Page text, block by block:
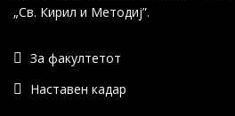
„Св. Кирил и Методиј”.
За факултетот
Наставен кадар